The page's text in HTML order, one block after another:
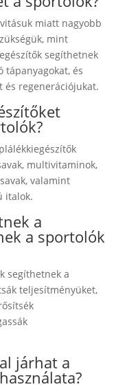
miatt nagyobb
mint
segíthetnek
tápanyagokat, és
és regenerációjukat.
multivitaminok,
valamint
italok.
a
a sportolók
segíthetnek a
teljesítményüket,
járhat a